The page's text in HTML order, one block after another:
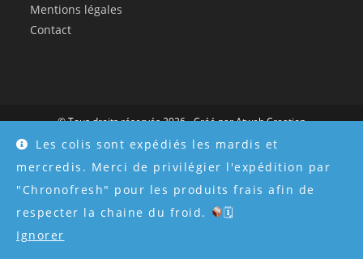
Les colis sont expédiés les mardis et
mercredis. Merci de privilégier l'expédition par
"Chronofresh" pour les produits frais afin de
respecter la chaine du froid.
🗓
Ignorer
Mentions légales
Contact
© Tous droits réservés 2026 - Créé parAtweb Creation